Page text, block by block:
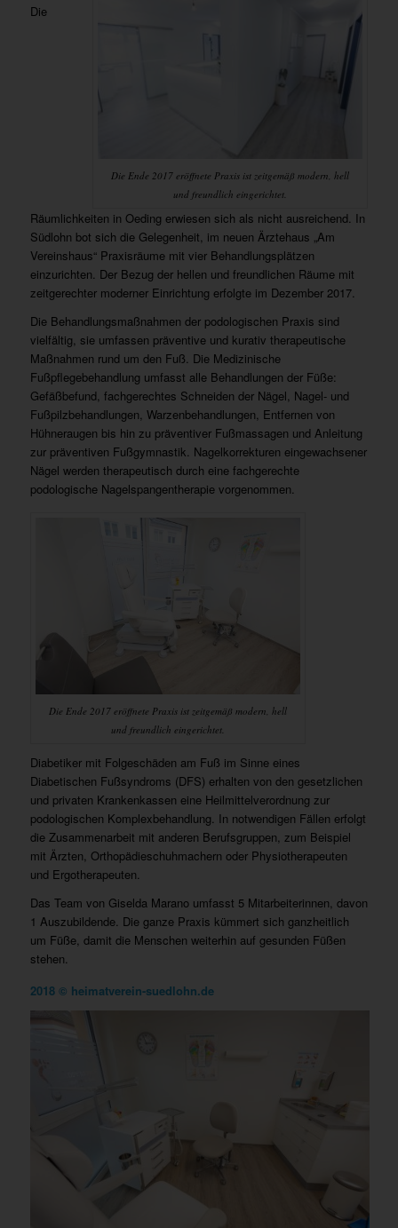
Die Ende 2017 eröffnete Praxis ist zeitgemäß modern, hell
und freundlich eingerichtet.
Die
Räumlichkeiten in Oeding erwiesen sich als nicht ausreichend. In
Südlohn bot sich die Gelegenheit, im neuen Ärztehaus „Am
Vereinshaus“ Praxisräume mit vier Behandlungsplätzen
einzurichten. Der Bezug der hellen und freundlichen Räume mit
zeitgerechter moderner Einrichtung erfolgte im Dezember 2017.
Die Behandlungsmaßnahmen der podologischen Praxis sind
vielfältig, sie umfassen präventive und kurativ therapeutische
Maßnahmen rund um den Fuß. Die Medizinische
Fußpflegebehandlung umfasst alle Behandlungen der Füße:
Gefäßbefund, fachgerechtes Schneiden der Nägel, Nagel- und
Fußpilzbehandlungen, Warzenbehandlungen, Entfernen von
Hühneraugen bis hin zu präventiver Fußmassagen und Anleitung
zur präventiven Fußgymnastik. Nagelkorrekturen eingewachsener
Nägel werden therapeutisch durch eine fachgerechte
podologische Nagelspangentherapie vorgenommen.
Die Ende 2017 eröffnete Praxis ist zeitgemäß modern, hell
und freundlich eingerichtet.
Diabetiker mit Folgeschäden am Fuß im Sinne eines
Diabetischen Fußsyndroms (DFS) erhalten von den gesetzlichen
und privaten Krankenkassen eine Heilmittelverordnung zur
podologischen Komplexbehandlung. In notwendigen Fällen erfolgt
die Zusammenarbeit mit anderen Berufsgruppen, zum Beispiel
mit Ärzten, Orthopädieschuhmachern oder Physiotherapeuten
und Ergotherapeuten.
Das Team von Giselda Marano umfasst 5 Mitarbeiterinnen, davon
1 Auszubildende. Die ganze Praxis kümmert sich ganzheitlich
um Füße, damit die Menschen weiterhin auf gesunden Füßen
stehen.
2018 © heimatverein-suedlohn.de